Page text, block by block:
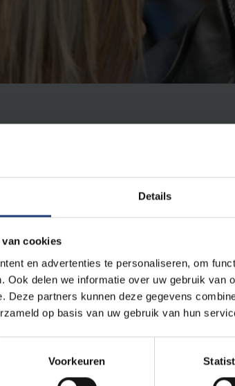
Details
van cookies
en advertenties te personaliseren, om
Ook delen we informatie over uw gebruik van
Deze partners kunnen deze gegevens
op basis van uw gebruik van hun
Voorkeuren
de samenleving nog meer en waren
debat. Intussen werd er geen regering
politicoloog Dave Sinardet waagt zich toch
scenario, maar dan moeten ze nu wel
de publieke opinie voor de eigen partij
van de politiek.” Daarnaast
die verzeild geraken in een cultuurstrijd. Is het